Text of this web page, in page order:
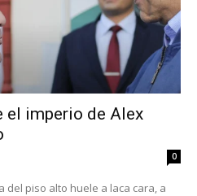
el imperio de Alex
0
del piso alto huele a laca cara, a